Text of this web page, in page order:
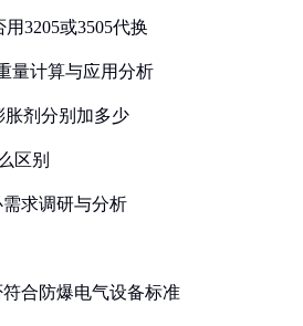
3205或3505代换
量计算与应用分析
胀剂分别加多少
区别
求调研与分析
合防爆电气设备标准